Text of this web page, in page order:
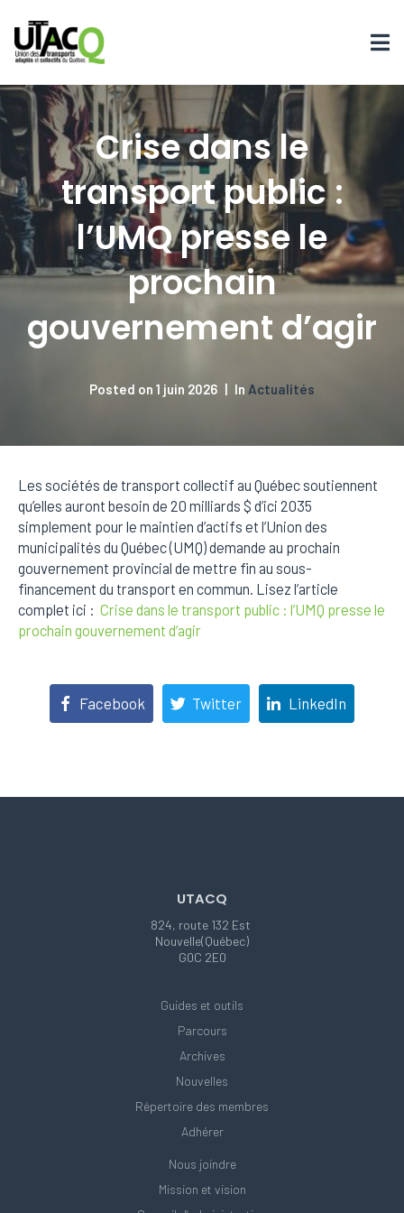
Crise dans le
transport public :
l’UMQ presse le
prochain
gouvernement d’agir
Posted on 1 juin 2026 In Actualités
Les sociétés de transport collectif au Québec soutiennent
qu’elles auront besoin de 20 milliards $ d’ici 2035
simplement pour le maintien d’actifs et l’Union des
municipalités du Québec (UMQ) demande au prochain
gouvernement provincial de mettre fin au sous-
financement du transport en commun. Lisez l’article
complet ici : Crise dans le transport public : l’UMQ presse le
prochain gouvernement d’agir
Facebook Twitter LinkedIn
UTACQ
824, route 132 Est
Nouvelle(Québec)
G0C 2E0
Guides et outils
Parcours
Archives
Nouvelles
Répertoire des membres
Adhérer
Nous joindre
Mission et vision